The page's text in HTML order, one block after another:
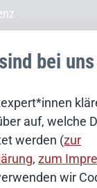
bei
auf, welche
werden (zur
,zum
wir